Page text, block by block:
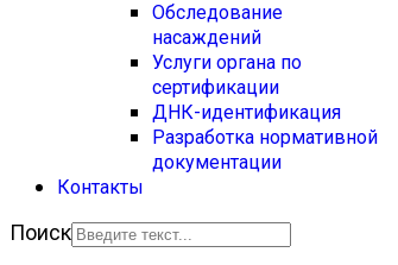
Обследование
насаждений
Услуги органа по
сертификации
ДНК-идентификация
Разработка нормативной
документации
Контакты
Поиск